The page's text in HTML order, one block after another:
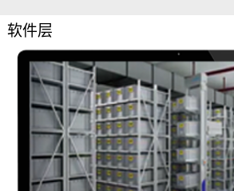
软件层